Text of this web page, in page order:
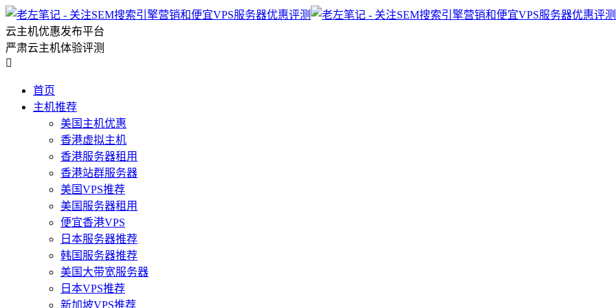
云主机优惠发布平台
严肃云主机体验评测

首页
主机推荐
美国主机优惠
香港虚拟主机
香港服务器租用
香港站群服务器
美国VPS推荐
美国服务器租用
便宜香港VPS
日本服务器推荐
韩国服务器推荐
美国大带宽服务器
日本VPS推荐
新加坡VPS推荐